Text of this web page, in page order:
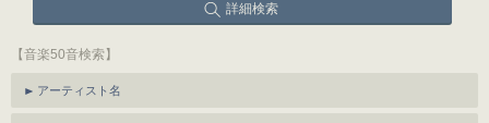
詳細検索
【音楽50音検索】
アーティスト名